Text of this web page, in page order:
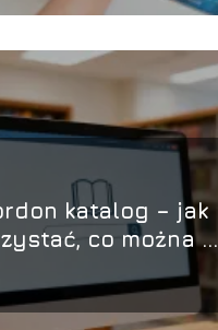
katalog – jak
co można w